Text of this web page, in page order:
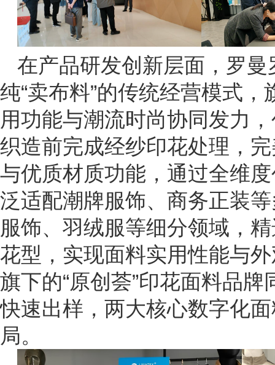
在产品研发创新层面，罗
纯“卖布料”的传统经营模式
用功能与潮流时尚协同发力
织造前完成经纱印花处理，
与优质材质功能，通过全维
泛适配潮牌服饰、商务正装
服饰、羽绒服等细分领域，
花型，实现面料实用性能与
旗下的“原创荟”印花面料品
快速出样，两大核心数字化
局。